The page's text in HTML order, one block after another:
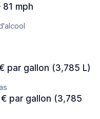
mph
par gallon (3,785 L)
par gallon (3,785